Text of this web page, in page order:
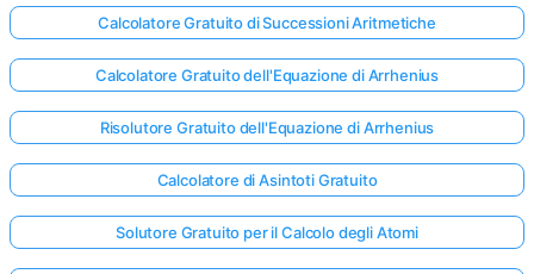
Calcolatore Gratuito di Successioni Aritmetiche
Calcolatore Gratuito dell'Equazione di Arrhenius
Risolutore Gratuito dell'Equazione di Arrhenius
Calcolatore di Asintoti Gratuito
Solutore Gratuito per il Calcolo degli Atomi